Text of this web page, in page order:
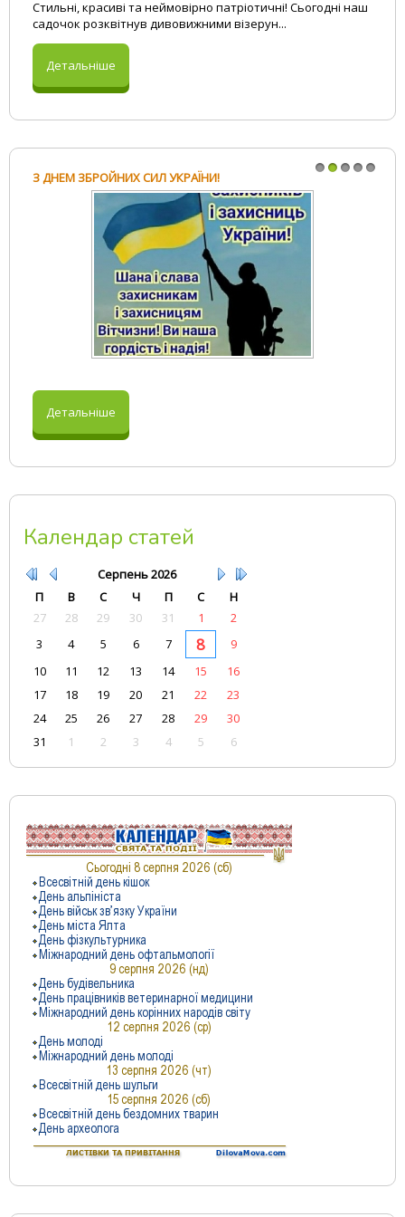
Стильні, красиві та неймовірно патріотичні! Сьогодні наш
садочок розквітнув дивовижними візерун...
Детальніше
З ДНЕМ ЗБРОЙНИХ СИЛ УКРАЇНИ!
Детальніше
Календар статей
Серпень2026
П
В С Ч П С
Н
27
28 29 30 31 1
2
3
4 5 6 7 8
9
10
11 12 13 14 15
16
17
18 19 20 21 22
23
24
25 26 27 28 29
30
31
1 2 3 4 5 6